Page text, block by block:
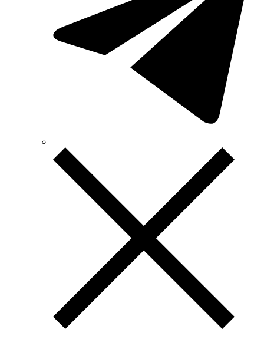
Technoelectric (Італія)
Technosystems (Україна)
TEKPAN (Туреччина)
TeleTec (Україна)
Vargo (Україна)
Vector VS
Vimar (Італія)
Volter (Україна)
Volterm (Україна)
Wago (Німеччина)
АС Привод (Україна)
АСКО-УКРЕМ (Україна)
Запорізький завод кольорових металів (ЗЗКМ)
Каблекс Одеса
Мегомметр (Україна)